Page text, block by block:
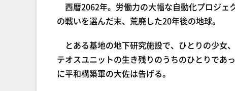
西暦2062年。労働力の大幅な自動化プロジェ
の戦いを選んだ末、荒廃した20年後の地球。
とある基地の地下研究施設で、ひとりの少女
テオスユニットの生き残りのうちのひとりであ
に平和構築軍の大佐は告げる。